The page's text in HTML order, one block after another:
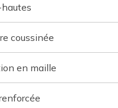
coussinée
en maille